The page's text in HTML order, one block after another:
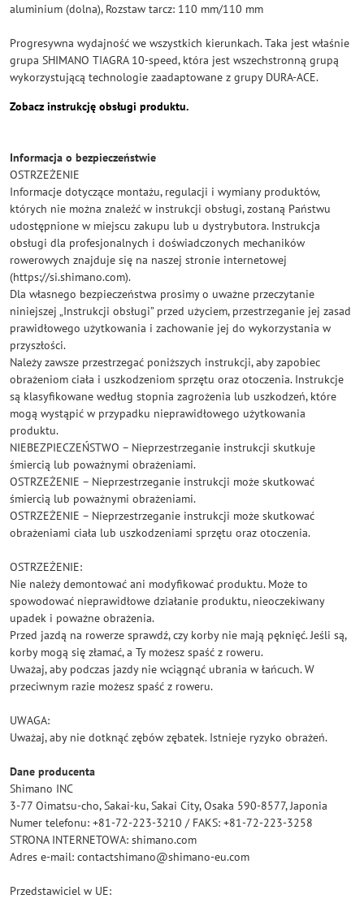
aluminium (dolna), Rozstaw tarcz: 110 mm/110 mm
Progresywna wydajność we wszystkich kierunkach. Taka jest właśnie
grupa SHIMANO TIAGRA 10-speed, która jest wszechstronną grupą
wykorzystującą technologie zaadaptowane z grupy DURA-ACE.
Zobacz instrukcję obsługi produktu.
Informacja o bezpieczeństwie
OSTRZEŻENIE
Informacje dotyczące montażu, regulacji i wymiany produktów,
których nie można znaleźć w instrukcji obsługi, zostaną Państwu
udostępnione w miejscu zakupu lub u dystrybutora. Instrukcja
obsługi dla profesjonalnych i doświadczonych mechaników
rowerowych znajduje się na naszej stronie internetowej
(https://si.shimano.com).
Dla własnego bezpieczeństwa prosimy o uważne przeczytanie
niniejszej „Instrukcji obsługi” przed użyciem, przestrzeganie jej zasad
prawidłowego użytkowania i zachowanie jej do wykorzystania w
przyszłości.
Należy zawsze przestrzegać poniższych instrukcji, aby zapobiec
obrażeniom ciała i uszkodzeniom sprzętu oraz otoczenia. Instrukcje
są klasyfikowane według stopnia zagrożenia lub uszkodzeń, które
mogą wystąpić w przypadku nieprawidłowego użytkowania
produktu.
NIEBEZPIECZEŃSTWO – Nieprzestrzeganie instrukcji skutkuje
śmiercią lub poważnymi obrażeniami.
OSTRZEŻENIE – Nieprzestrzeganie instrukcji może skutkować
śmiercią lub poważnymi obrażeniami.
OSTRZEŻENIE – Nieprzestrzeganie instrukcji może skutkować
obrażeniami ciała lub uszkodzeniami sprzętu oraz otoczenia.
OSTRZEŻENIE:
Nie należy demontować ani modyfikować produktu. Może to
spowodować nieprawidłowe działanie produktu, nieoczekiwany
upadek i poważne obrażenia.
Przed jazdą na rowerze sprawdź, czy korby nie mają pęknięć. Jeśli są,
korby mogą się złamać, a Ty możesz spaść z roweru.
Uważaj, aby podczas jazdy nie wciągnąć ubrania w łańcuch. W
przeciwnym razie możesz spaść z roweru.
UWAGA:
Uważaj, aby nie dotknąć zębów zębatek. Istnieje ryzyko obrażeń.
Dane producenta
Shimano INC
3-77 Oimatsu-cho, Sakai-ku, Sakai City, Osaka 590-8577, Japonia
Numer telefonu: +81-72-223-3210 / FAKS: +81-72-223-3258
STRONA INTERNETOWA: shimano.com
Adres e-mail: contactshimano@shimano-eu.com
Przedstawiciel w UE: